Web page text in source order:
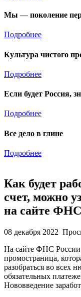
Мы — поколение
Подробнее
Культура чистого
Подробнее
Если будет Россия,
Подробнее
Все дело в глине
Подробнее
Как будет
счет, можно
на сайте
08 декабря 2022
На сайте ФНС России
промостраница,
разобраться во всех
обязательных
Нововведение